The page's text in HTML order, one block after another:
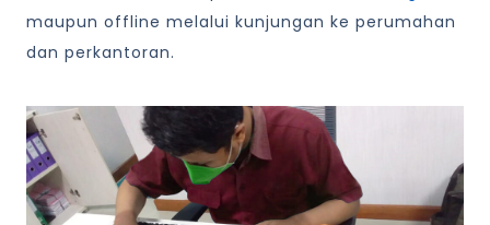
maupun offline melalui kunjungan ke perumahan
dan perkantoran.